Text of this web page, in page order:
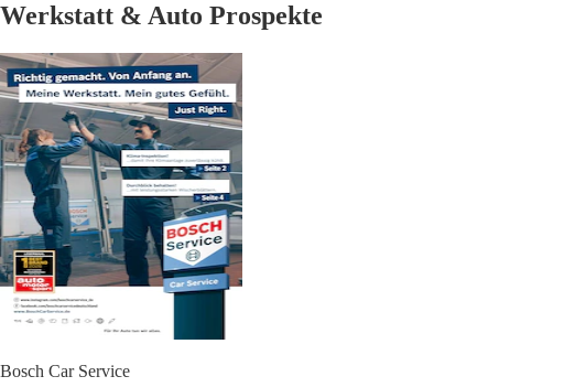
Werkstatt & Auto Prospekte
Bosch Car Service